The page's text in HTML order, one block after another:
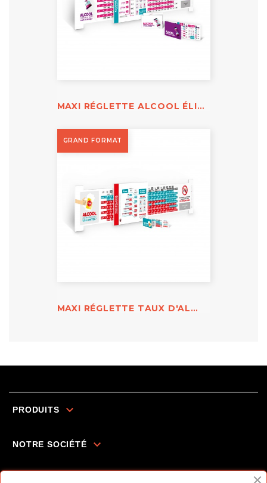
MAXI RÉGLETTE ALCOOL ÉLIMINATION
GRAND FORMAT
MAXI RÉGLETTE TAUX D'ALCOOL
PRODUITS 
NOTRE SOCIÉTÉ 